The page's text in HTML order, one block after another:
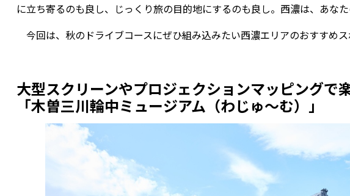
に立ち寄るのも良し、じっくり旅の目的地にするのも良し。西濃は、あな
今回は、秋のドライブコースにぜひ組み込みたい西濃エリアのおすすめス
大型スクリーンやプロジェクションマッピングで
「木曽三川輪中ミュージアム（わじゅ〜む）」